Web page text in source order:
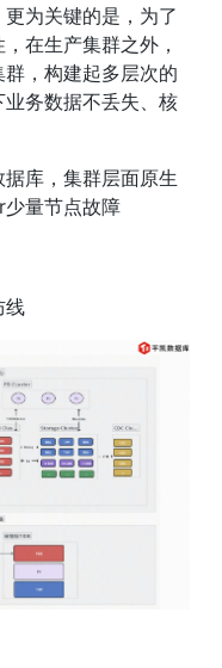
为关键的是，为了
在生产集群之外，
，构建起多层次的
务数据不丢失、核
库，集群层面原生
量节点故障
线